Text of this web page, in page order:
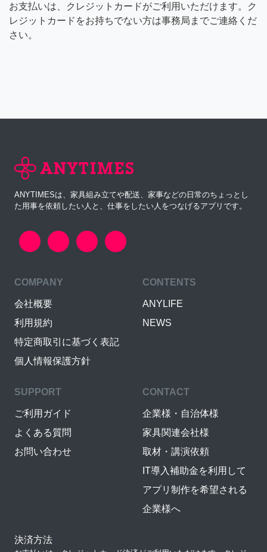
お支払いは、クレジットカードがご利用いただけます。ク
レジットカードをお持ちでない方は事務局までご連絡くだ
さい。
ANYTIMESは、家具組み立てや配送、家事などの日常のちょっとし
た用事を依頼したい人と、仕事をしたい人をつなげるアプリです。
COMPANY
会社概要
利用規約
特定商取引に基づく表記
個人情報保護方針
CONTENTS
ANYLIFE
NEWS
SUPPORT
ご利用ガイド
よくある質問
お問い合わせ
CONTACT
企業様・自治体様
家具関連会社様
取材・講演依頼
IT導入補助金を利用して
アプリ制作を希望される
企業様へ
決済方法